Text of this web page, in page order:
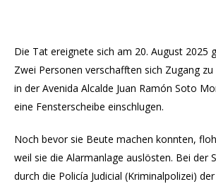
Die Tat ereignete sich am 20. August 2025
Zwei Personen verschafften sich Zugang
in der Avenida Alcalde Juan Ramón Soto
eine Fensterscheibe einschlugen.
Noch bevor sie Beute machen konnten,
weil sie die Alarmanlage auslösten. Bei der
durch die Policía Judicial (Kriminalpolizei)